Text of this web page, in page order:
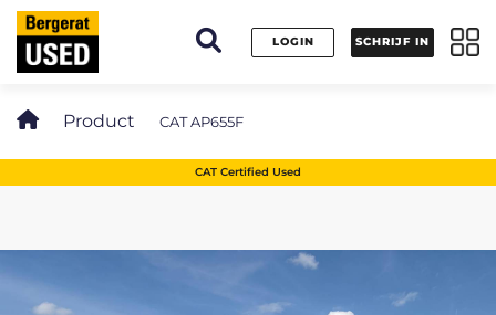
LOGIN SCHRIJF IN
Product CAT AP655F
CAT Certified Used
Cookies beheer paneel